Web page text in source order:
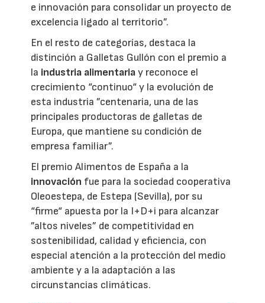
e innovación para consolidar un proyecto de
excelencia ligado al territorio”.
En el resto de categorías, destaca la
distinción a Galletas Gullón con el premio a
la industria alimentariay reconoce el
crecimiento “continuo“ y la evolución de
esta industria ”centenaria, una de las
principales productoras de galletas de
Europa, que mantiene su condición de
empresa familiar”.
El premio Alimentos de España a la
innovación fue para la sociedad cooperativa
Oleoestepa, de Estepa (Sevilla), por su
“firme“ apuesta por la I+D+i para alcanzar
”altos niveles” de competitividad en
sostenibilidad, calidad y eficiencia, con
especial atención a la protección del medio
ambiente y a la adaptación a las
circunstancias climáticas.